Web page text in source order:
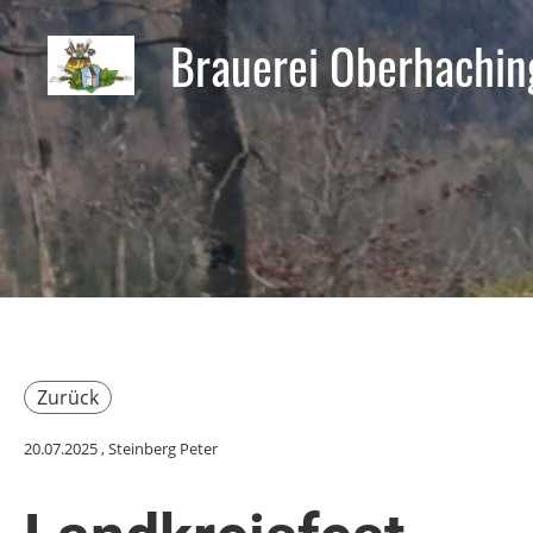
Brauerei
Zurück
20.07.2025, Steinberg Peter